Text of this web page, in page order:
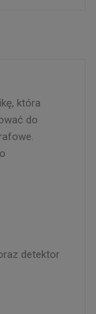
która
do
detektor